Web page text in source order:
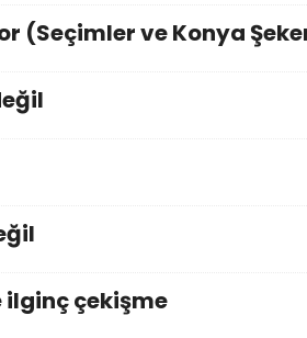
(Seçimler ve Konya
ilginç çekişme